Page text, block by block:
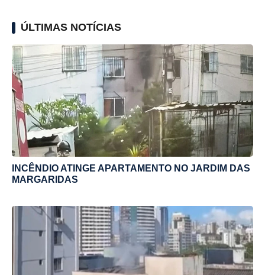
ÚLTIMAS NOTÍCIAS
INCÊNDIO ATINGE APARTAMENTO NO JARDIM DAS
MARGARIDAS